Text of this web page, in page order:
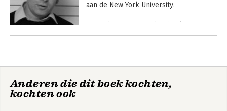
aan de New York University.
waaronder 'What makes civilization?' en
Midden-Oosten.
Anderen die dit boek kochten,
kochten ook